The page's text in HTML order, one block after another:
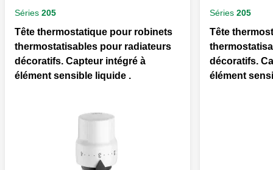
Séries 205
Tête thermostatique pour robinets
thermostatisables pour radiateurs
décoratifs. Capteur intégré à
élément sensible liquide .
Séries 205
Tête
décoratifs.
élément